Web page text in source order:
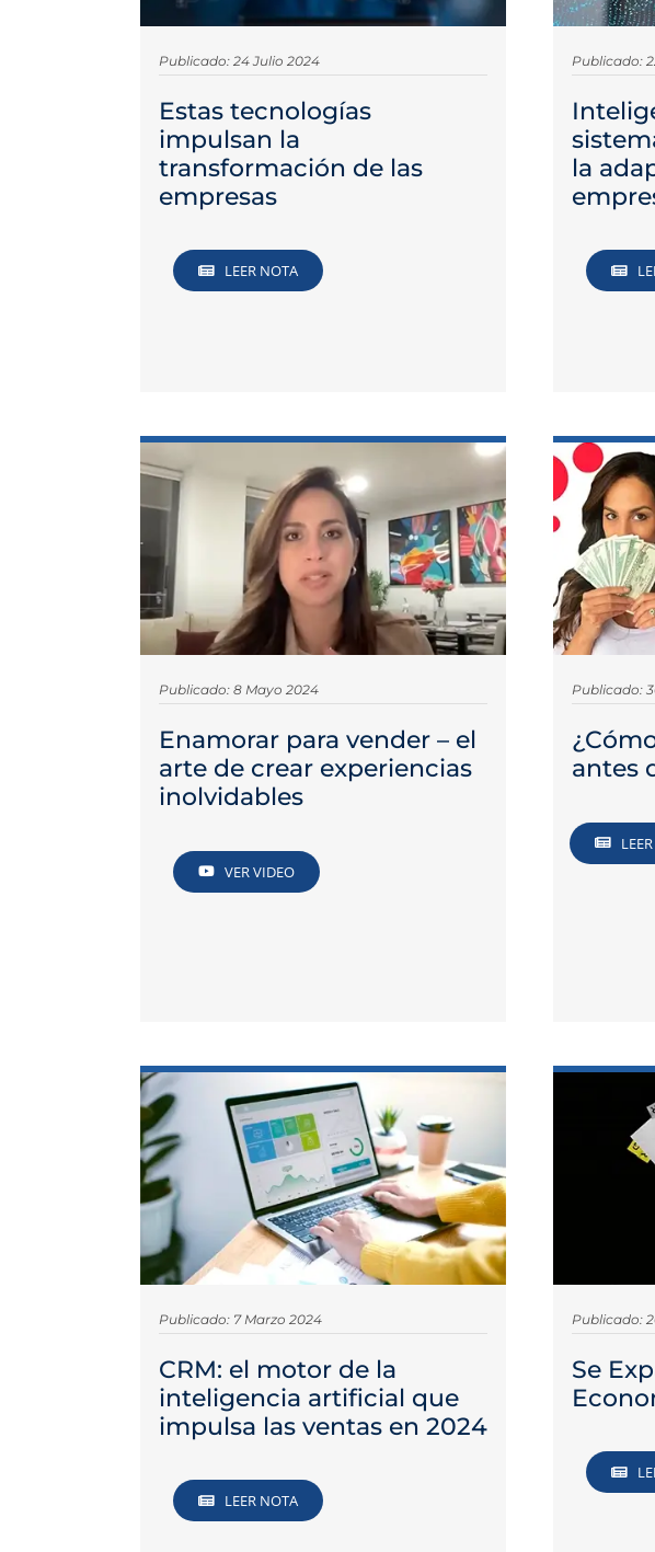
Publicado: 24 Julio 2024
Estas tecnologías
impulsan la
transformación de las
empresas
LEER NOTA
Publicado:
la
Publicado: 8 Mayo 2024
Enamorar para vender – el
arte de crear experiencias
inolvidables
VER VIDEO
Publicado:
antes
Publicado: 7 Marzo 2024
CRM: el motor de la
inteligencia artificial que
impulsa las ventas en 2024
LEER NOTA
Publicado:
Se